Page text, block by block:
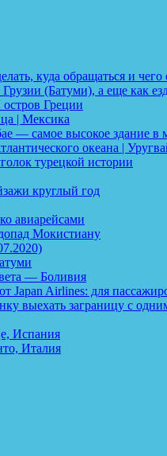
куда обращаться и чего
(Батуми), а еще как
Греции
| Мексика
— самое высокое здание в
океана |
турецкой истории
круглый год
авиарейсами
Мокистиану
— Боливия
Japan Airlines: для
выехать заграницу с
Испания
Италия